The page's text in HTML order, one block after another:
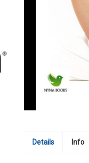
Details Info